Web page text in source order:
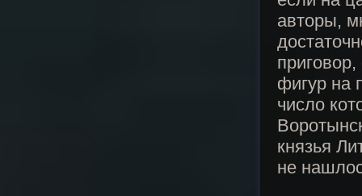
авторы,
фигур на
число
князья
не